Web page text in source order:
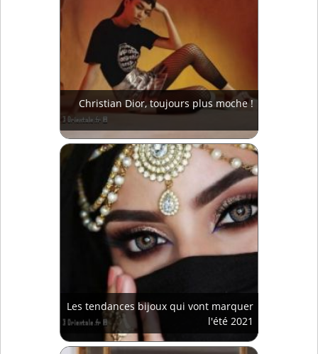
Christian Dior, toujours plus moche !
Les tendances bijoux qui vont marquer
l'été 2021